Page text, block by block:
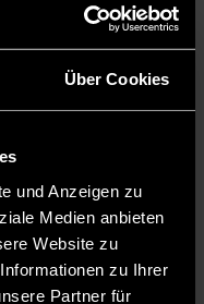
Über Cookies
und Anzeigen zu
Medien anbieten
Website zu
zu Ihrer
Partner für